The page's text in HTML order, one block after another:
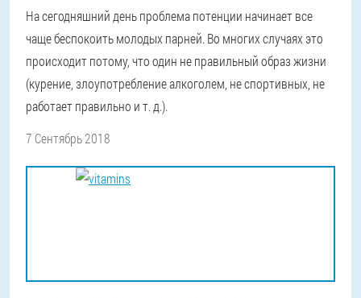
На сегодняшний день проблема потенции начинает все
чаще беспокоить молодых парней. Во многих случаях это
происходит потому, что один не правильный образ жизни
(курение, злоупотребление алкоголем, не спортивных, не
работает правильно и т. д.).
7 Сентябрь 2018